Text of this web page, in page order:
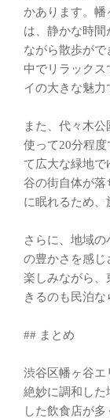
かあります。
は、静かな時間
ながら散歩が
中でリラックス
イの大きな魅力
また、代々木
使って20分程
て広大な緑地で
谷の街自体が落
に眠れるため、
さらに、地域
の豊かさを感じ
楽しみながら、
きるのも民泊な
## まとめ
渋谷区幡ヶ谷エ
絶妙に調和した
した飲食店が